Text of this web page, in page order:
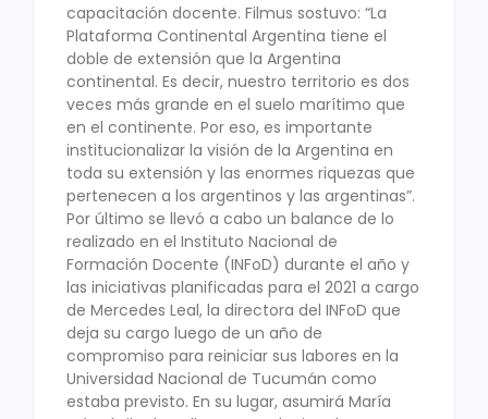
capacitación docente. Filmus sostuvo: “La
Plataforma Continental Argentina tiene el
doble de extensión que la Argentina
continental. Es decir, nuestro territorio es dos
veces más grande en el suelo marítimo que
en el continente. Por eso, es importante
institucionalizar la visión de la Argentina en
toda su extensión y las enormes riquezas que
pertenecen a los argentinos y las argentinas”.
Por último se llevó a cabo un balance de lo
realizado en el Instituto Nacional de
Formación Docente (INFoD) durante el año y
las iniciativas planificadas para el 2021 a cargo
de Mercedes Leal, la directora del INFoD que
deja su cargo luego de un año de
compromiso para reiniciar sus labores en la
Universidad Nacional de Tucumán como
estaba previsto. En su lugar, asumirá María